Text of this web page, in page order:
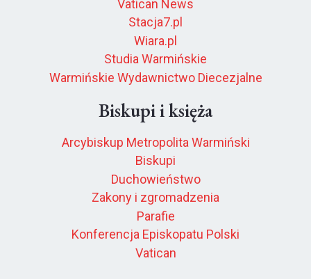
Vatican News
Stacja7.pl
Wiara.pl
Studia Warmińskie
Warmińskie Wydawnictwo Diecezjalne
Biskupi i księża
Arcybiskup Metropolita Warmiński
Biskupi
Duchowieństwo
Zakony i zgromadzenia
Parafie
Konferencja Episkopatu Polski
Vatican